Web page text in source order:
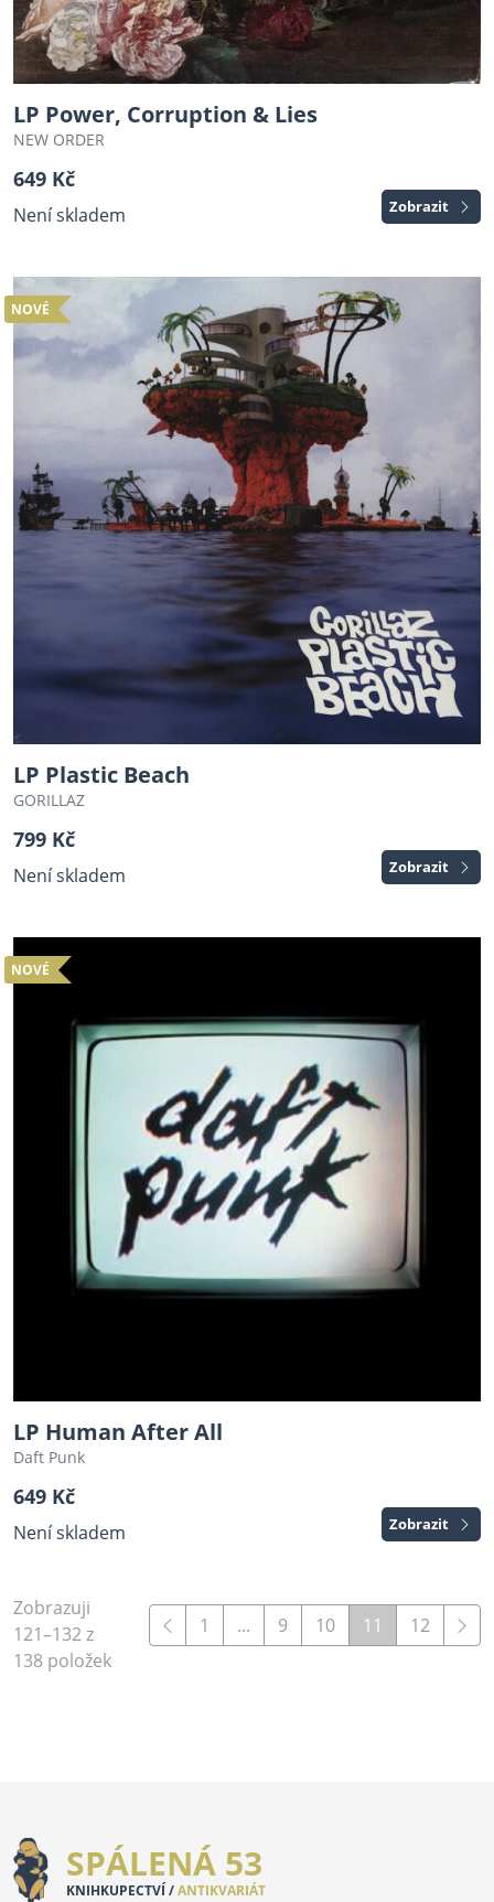
LP Power, Corruption & Lies
NEW ORDER
649 Kč
Není skladem Zobrazit
NOVÉ
LP Plastic Beach
GORILLAZ
799 Kč
Není skladem Zobrazit
NOVÉ
LP Human After All
Daft Punk
649 Kč
Není skladem Zobrazit
Zobrazuji
121–132 z
138 položek
1 ... 9 10 11 12
SPÁLENÁ 53
KNIHKUPECTVÍ /ANTIKVARIÁT